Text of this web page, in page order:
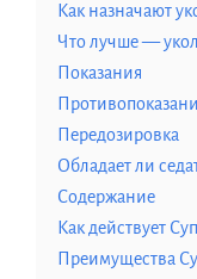
Как назначают
Что лучше —
Показания
Передозировка
Обладает ли
Содержание
Как действует
Преимущества